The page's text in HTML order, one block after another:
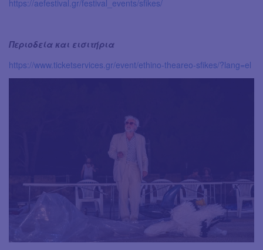
https://aefestival.gr/festival_events/sfikes/
Περιοδεία και εισιτήρια
https://www.ticketservices.gr/event/ethino-theareo-sfikes/?lang=el